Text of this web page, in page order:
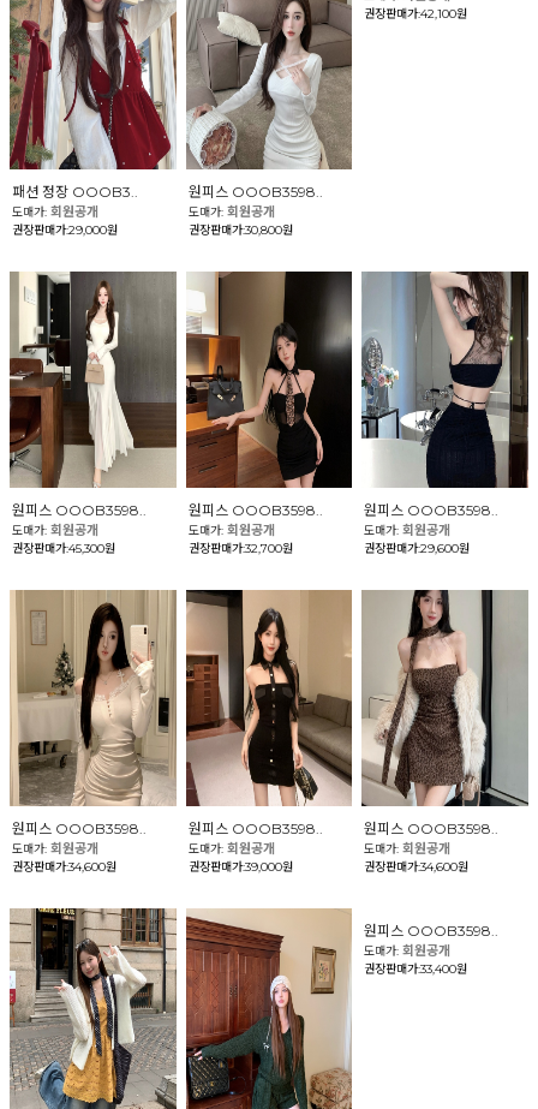
패션 정장 OOOB3..
도매가: 회원공개
권장판매가:29,000원
원피스 OOOB3598..
도매가: 회원공개
권장판매가:30,800원
권장판매가:42,100원
원피스 OOOB3598..
도매가: 회원공개
권장판매가:45,300원
원피스 OOOB3598..
도매가: 회원공개
권장판매가:32,700원
원피스 OOOB3598..
도매가:회원공개
권장판매가:29,600원
원피스 OOOB3598..
도매가: 회원공개
권장판매가:34,600원
원피스 OOOB3598..
도매가: 회원공개
권장판매가:39,000원
원피스 OOOB3598..
도매가:회원공개
권장판매가:34,600원
원피스 OOOB3598..
도매가:회원공개
권장판매가:33,400원